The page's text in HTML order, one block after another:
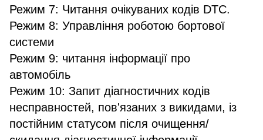
Режим 7: Читання очікуваних кодів DTC.
Режим 8: Управління роботою бортової
системи
Режим 9: читання інформації про
автомобіль
Режим 10: Запит діагностичних кодів
несправностей, пов'язаних з викидами, із
постійним статусом після очищення/